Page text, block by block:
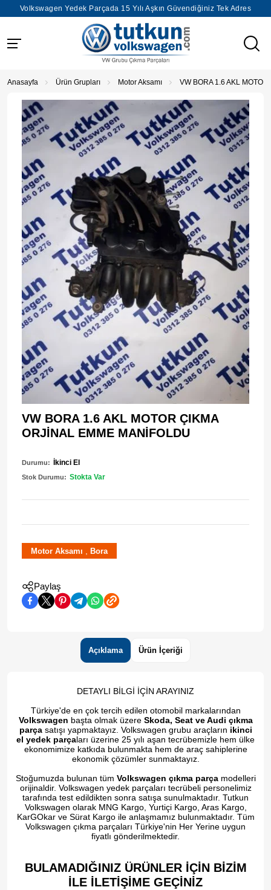
Volkswagen Yedek Parçada 15 Yılı Aşkın Güvendiğiniz Tek Adres
Anasayfa Ürün Grupları Motor Aksamı VW BORA 1.6 AKL
VW BORA 1.6 AKL MOTOR ÇIKMA
ORJİNAL EMME MANİFOLDU
Durumu: İkinci El
Stok Durumu: Stokta Var
Motor Aksamı Bora
Paylaş
Açıklama Ürün İçeriği
DETAYLI BİLGİ İÇİN ARAYINIZ
Türkiye'de en çok tercih edilen otomobil markalarından
Volkswagen başta olmak üzere Skoda, Seat ve Audi çıkma
parçasatışı yapmaktayız. Volkswagen grubu araçların ikinci
el yedek parçaları üzerine 25 yılı aşan tecrübemizle hem ülke
ekonomimize katkıda bulunmakta hem de araç sahiplerine
ekonomik çözümler sunmaktayız.
Stoğumuzda bulunan tüm Volkswagen çıkma parçamodelleri
orijinaldir. Volkswagen yedek parçaları tecrübeli personelimiz
tarafında test edildikten sonra satışa sunulmaktadır. Tutkun
Volkswagen olarak MNG Kargo, Yurtiçi Kargo, Aras Kargo,
KarGOkar ve Sürat Kargo ile anlaşmamız bulunmaktadır. Tüm
Volkswagen çıkma parçaları Türkiye'nin Her Yerine uygun
fiyatlı gönderilmektedir.
BULAMADIĞINIZ ÜRÜNLER İÇİN BİZİM
İLE İLETİŞİME GEÇİNİZ​